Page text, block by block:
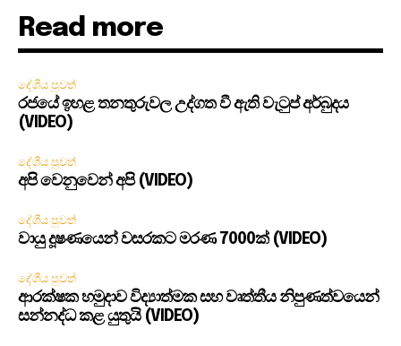
Read more
දේශීය පුවත්
රජයේ ඉහළ තනතුරුවල උද්ගත වී ඇති වැටුප් අර්බුදය
(VIDEO)
දේශීය පුවත්
අපි වෙනුවෙන් අපි (VIDEO)
දේශීය පුවත්
වායු දූෂණයෙන් වසරකට මරණ 7000ක් (VIDEO)
දේශීය පුවත්
ආරක්ෂක හමුදාව විද්‍යාත්මක සහ වෘත්තීය නිපුණත්වයෙන්
සන්නද්ධ කළ යුතුයි (VIDEO)